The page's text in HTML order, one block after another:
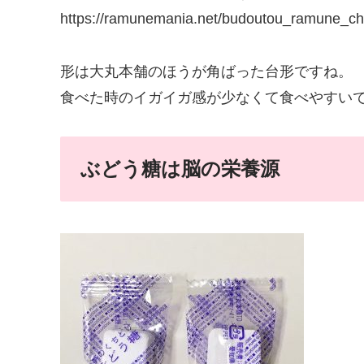
https://ramunemania.net/
形は大丸本舗のほうが角ばった台形ですね。
食べた時のイガイガ感が少なくて食べやすいで
ぶどう糖は脳の栄養源